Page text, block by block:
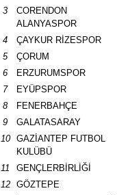
3
CORENDON
ALANYASPOR
4 ÇAYKUR RİZESPOR
5
ÇORUM
6
ERZURUMSPOR
7
EYÜPSPOR
8
FENERBAHÇE
9
GALATASARAY
10
GAZİANTEP FUTBOL
KULÜBÜ
11 GENÇLERBİRLİĞİ
12
GÖZTEPE